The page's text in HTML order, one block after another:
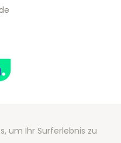
Better Online BV
um Ihr Surferlebnis zu